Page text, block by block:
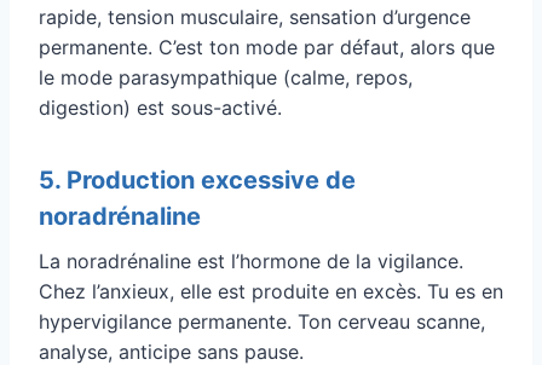
rapide, tension musculaire, sensation d’urgence
permanente. C’est ton mode par défaut, alors que
le mode parasympathique (calme, repos,
digestion) est sous-activé.
5. Production excessive de
noradrénaline
La noradrénaline est l’hormone de la vigilance.
Chez l’anxieux, elle est produite en excès. Tu es en
hypervigilance permanente. Ton cerveau scanne,
analyse, anticipe sans pause.